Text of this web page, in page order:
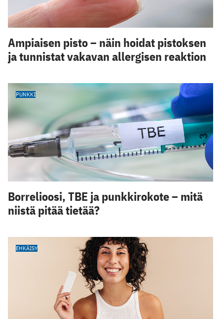
Ampiaisen pisto – näin hoidat pistoksen
ja tunnistat vakavan allergisen reaktion
PUNKKI
Borrelioosi, TBE ja punkkirokote – mitä
niistä pitää tietää?
EHKÄISY